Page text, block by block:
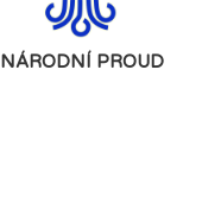
NÁRODNÍ PROUD